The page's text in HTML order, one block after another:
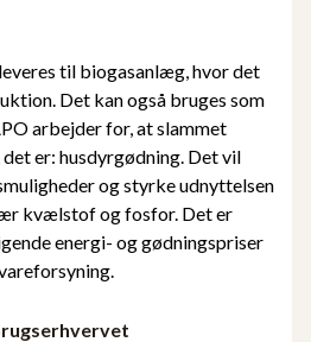
til biogasanlæg, hvor det
Det kan også bruges som
arbejder for, at slammet
er: husdyrgødning. Det vil
og styrke udnyttelsen
kvælstof og fosfor. Det er
energi- og gødningspriser